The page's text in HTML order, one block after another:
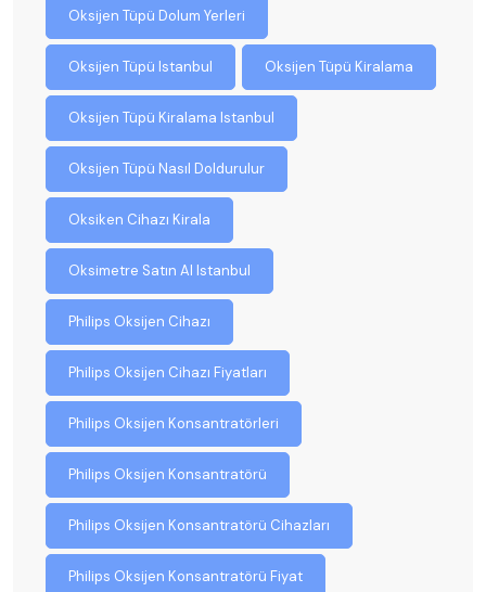
Oksijen Tüpü Dolum Yerleri
Oksijen Tüpü Istanbul Oksijen Tüpü Kiralama
Oksijen Tüpü Kiralama Istanbul
Oksijen Tüpü Nasıl Doldurulur
Oksiken Cihazı Kirala
Oksimetre Satın Al Istanbul
Philips Oksijen Cihazı
Philips Oksijen Cihazı Fiyatları
Philips Oksijen Konsantratörleri
Philips Oksijen Konsantratörü
Philips Oksijen Konsantratörü Cihazları
Philips Oksijen Konsantratörü Fiyat